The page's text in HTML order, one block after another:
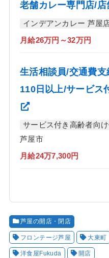
老舗カレー専門店/
インデアンカレー 芦屋
月給26万円～32万円
生活相談員/交通費
110日以上/サービス
サービス付き高齢者向
芦屋市
月給24万7,300円
芦屋の開店・閉店
フロンテージ芦屋 大東町
洋食屋Fukuda 開店